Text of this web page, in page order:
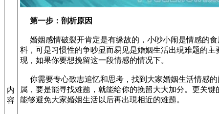
内
容
第一步：剖析原因
婚姻感情破裂开肯定是有缘故的，小吵小闹是情感的食
料，可是习惯性的争吵显而易见是婚姻生活出現难题的主
现，如果你要想挽留这一段情感的情况下。
你需要专心致志追忆和思考，找到大家婚姻生活情感的
属，要是能寻找难题，就能给你的挽留大大加分。更关键
能够避免大家婚姻生活以后再出現相近的难题。